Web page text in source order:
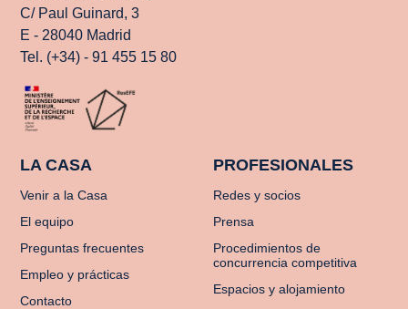
C/ Paul Guinard, 3
E - 28040 Madrid
Tel. (+34) - 91 455 15 80
LA CASA
Venir a la Casa
El equipo
Preguntas frecuentes
Empleo y prácticas
Contacto
PROFESIONALES
Redes y socios
Prensa
Procedimientos de
concurrencia competitiva
Espacios y alojamiento